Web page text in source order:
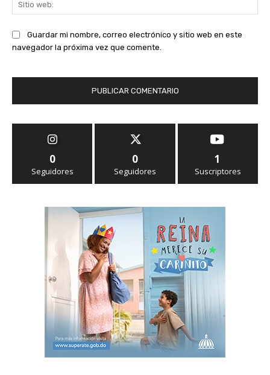
Guardar mi nombre, correo electrónico y sitio web en este
navegador la próxima vez que comente.
0
Seguidores
0
Seguidores
1
Suscriptores